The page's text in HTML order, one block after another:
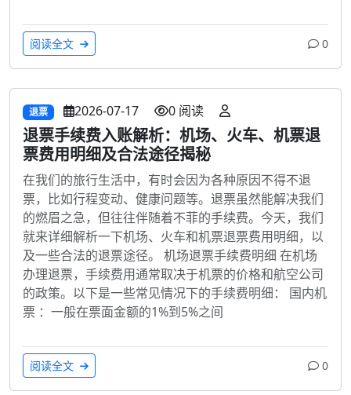
阅读全文 0
退票 2026-07-17 0 阅读
退票手续费入账解析：机场、火车、机票退
票费用明细及合法途径揭秘
在我们的旅行生活中，有时会因为各种原因不得不退
票，比如行程变动、健康问题等。退票虽然能解决我们
的燃眉之急，但往往伴随着不菲的手续费。今天，我们
就来详细解析一下机场、火车和机票退票费用明细，以
及一些合法的退票途径。 机场退票手续费明细 在机场
办理退票，手续费用通常取决于机票的价格和航空公司
的政策。以下是一些常见情况下的手续费明细： 国内机
票 ：一般在票面金额的1%到5%之间
阅读全文 0